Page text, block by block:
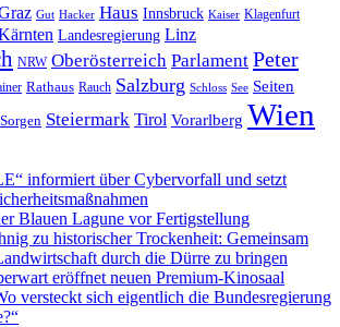
Gut Hacker Haus Innsbruck Kaiser Klagenfurt
Landesregierung Linz
NRW Oberösterreich Parlament Peter
Rathaus Rauch Salzburg Schloss See Seiten
Sorgen Steiermark Tirol Vorarlberg Wien
informiert über Cybervorfall und setzt
Blauen Lagune vor Fertigstellung
zu historischer Trockenheit: Gemeinsam
durch die Dürre zu bringen
eröffnet neuen Premium-Kinosaal
versteckt sich eigentlich die Bundesregierung